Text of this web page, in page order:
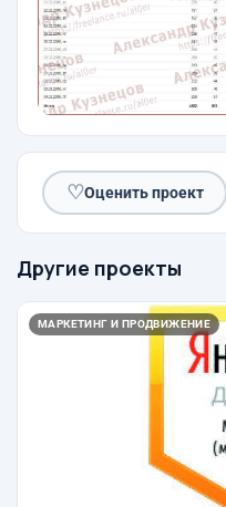
♡Оценить проект
Другие проекты
МАРКЕТИНГ И ПРОДВИЖЕНИЕ